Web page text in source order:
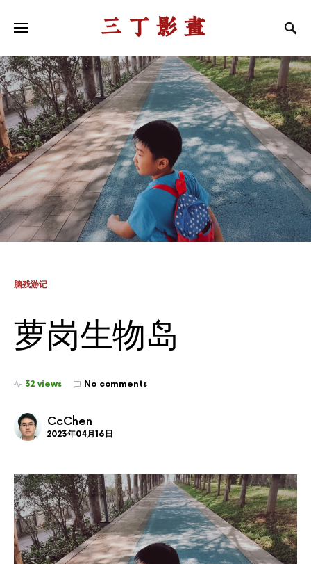
三丁影画
脑残游记
萝岗生物岛
32 views No comments
CcChen
2023年04月16日